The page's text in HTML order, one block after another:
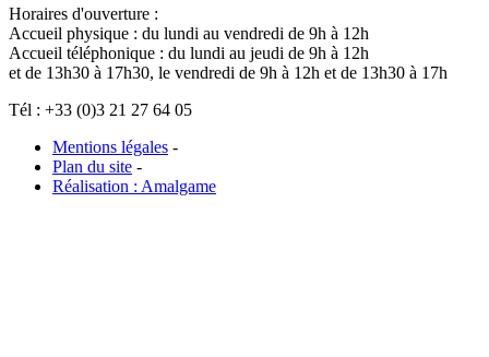
Horaires d'ouverture :
Accueil physique : du lundi au vendredi de 9h à 12h
Accueil téléphonique : du lundi au jeudi de 9h à 12h
et de 13h30 à 17h30, le vendredi de 9h à 12h et de 13h30 à 17h
Tél : +33 (0)3 21 27 64 05
Mentions légales -
Plan du site -
Réalisation : Amalgame